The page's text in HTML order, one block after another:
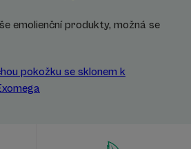
emolienční produkty, možná se
pokožku se sklonem k